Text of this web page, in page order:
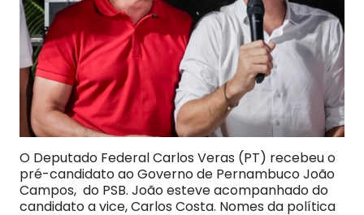
O Deputado Federal Carlos Veras (PT) recebeu o
pré-candidato ao Governo de Pernambuco João
Campos, do PSB. João esteve acompanhado do
candidato a vice, Carlos Costa. Nomes da política